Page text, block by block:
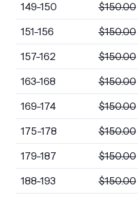
149-150 $150.00
151-156 $150.00
157-162 $150.00
163-168 $150.00
169-174 $150.00
175-178 $150.00
179-187 $150.00
188-193 $150.00